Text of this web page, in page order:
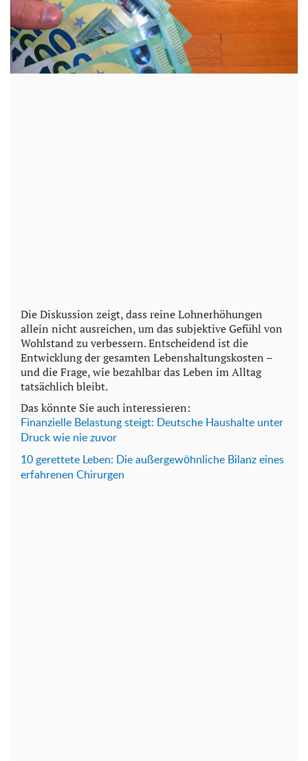
Die Diskussion zeigt, dass reine Lohnerhöhungen
allein nicht ausreichen, um das subjektive Gefühl von
Wohlstand zu verbessern. Entscheidend ist die
Entwicklung der gesamten Lebenshaltungskosten –
und die Frage, wie bezahlbar das Leben im Alltag
tatsächlich bleibt.
Das könnte Sie auch interessieren:
Finanzielle Belastung steigt: Deutsche Haushalte unter
Druck wie nie zuvor
10 gerettete Leben: Die außergewöhnliche Bilanz eines
erfahrenen Chirurgen